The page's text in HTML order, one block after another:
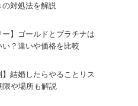
対処法を解説
ー】ゴールドとプラチナは
い？違いや価格を比較
】結婚したらやることリス
限や場所も解説